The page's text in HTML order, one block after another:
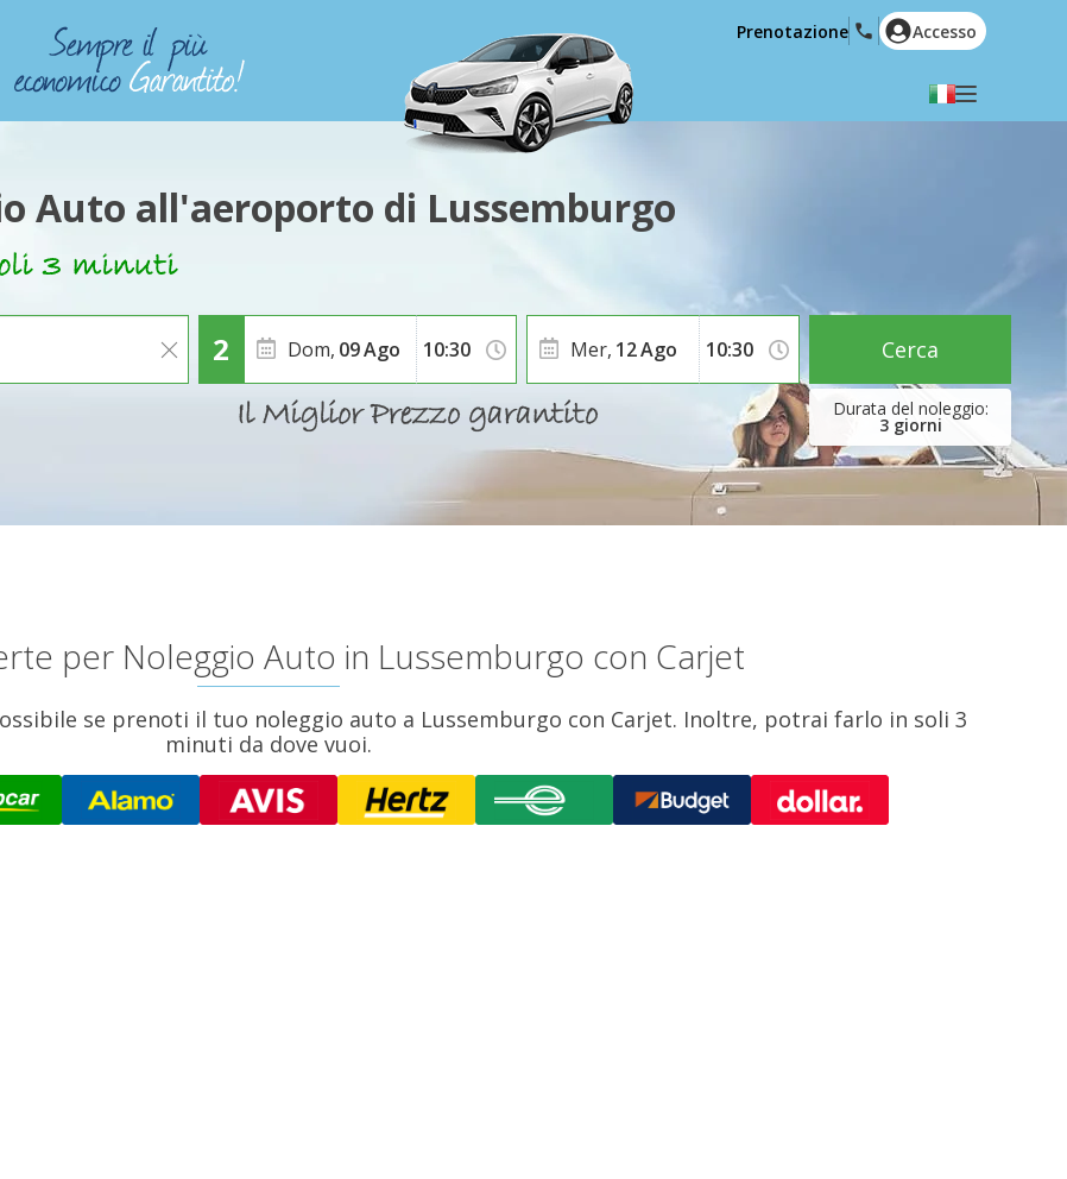
Deutsch
English (US)
Polski
Română
Ελληνικά
Hrvatski
العربية
Prenotazione Accesso
Auto all'aeroporto di Lussemburgo
Dom, 09Ago
3 giorni
Mer, 12Ago Cerca
per Noleggio Auto in Lussemburgo con Carjet
se prenoti il tuo noleggio auto a Lussemburgo con Carjet. Inoltre, potrai farlo in soli 3
minuti da dove vuoi.